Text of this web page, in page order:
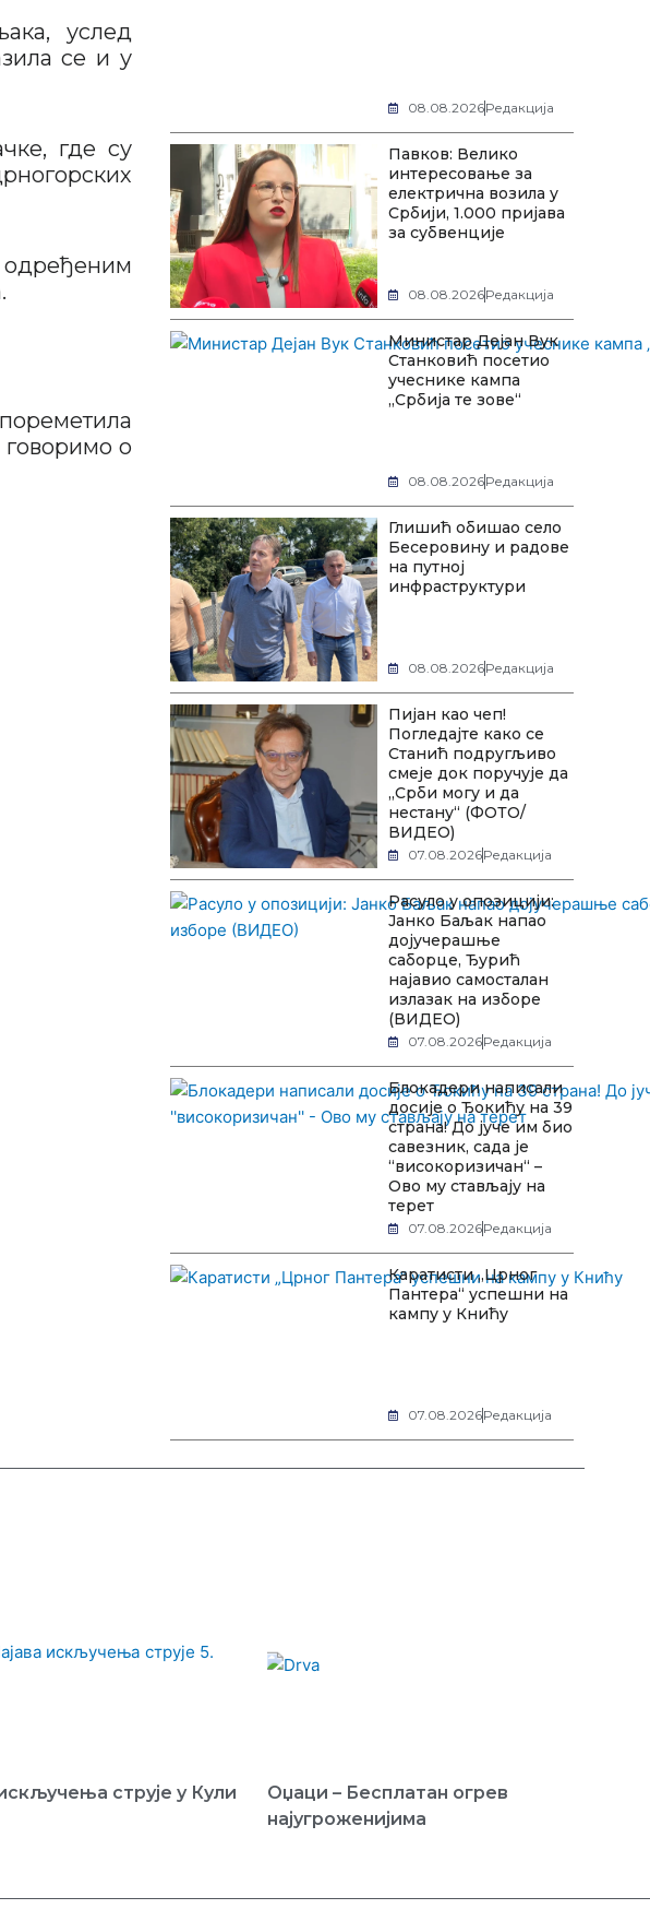
услед
се и у
где су
одређеним
о
08.08.2026Редакција
Павков: Велико
интересовање за
електрична возила у
Србији, 1.000 пријава
за субвенције
08.08.2026Редакција
Министар Дејан Вук
Станковић посетио
учеснике кампа
„Србија те зове“
08.08.2026Редакција
Глишић обишао село
Бесеровину и радове
на путној
инфраструктури
08.08.2026Редакција
Пијан као чеп!
Погледајте како се
Станић подругљиво
смеје док поручује да
„Срби могу и да
нестану“ (ФОТО/
ВИДЕО)
07.08.2026Редакција
Расуло у опозицији:
Јанко Баљак напао
дојучерашње
саборце, Ђурић
најавио самосталан
излазак на изборе
(ВИДЕО)
07.08.2026Редакција
Блокадери написали
досије о Ђокићу на 39
страна! До јуче им био
савезник, сада је
“високоризичан“ –
Ово му стављају на
терет
07.08.2026Редакција
Каратисти „Црног
Пантера“ успешни на
кампу у Книћу
07.08.2026Редакција
струје у Кули
Оџаци – Бесплатан огрев
најугроженијима